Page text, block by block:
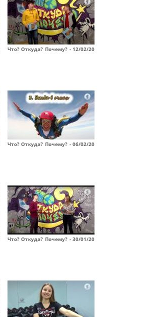
Что? Откуда? Почему? - 12/02/20
Что? Откуда? Почему? - 06/02/20
Что? Откуда? Почему? - 30/01/20